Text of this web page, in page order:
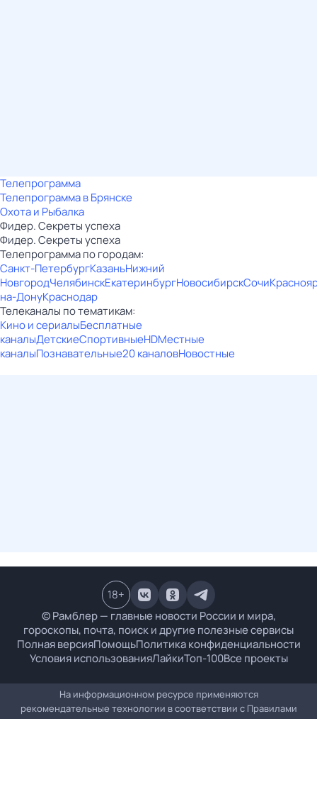
Телепрограмма
Телепрограмма в Брянске
Охота и Рыбалка
Фидер. Секреты успеха
Фидер. Секреты успеха
Телепрограмма по городам:
Санкт-ПетербургКазаньНижний
НовгородЧелябинскЕкатеринбургНовосибирскСочи
на-ДонуКраснодар
Телеканалы по тематикам:
Кино и сериалыБесплатные
каналыДетскиеСпортивныеHDМестные
каналыПознавательные20 каналовНовостные
© Рамблер — главные новости России и мира,
гороскопы, почта, поиск и другие полезные сервисы
Полная версияПомощьПолитика конфиденциальности
Условия использованияЛайкиТоп-100Все проекты
18+
На информационном ресурсе применяются
рекомендательные технологии в соответствии с Правилами